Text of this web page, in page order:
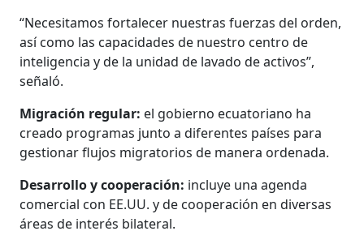
“Necesitamos fortalecer nuestras fuerzas del orden,
así como las capacidades de nuestro centro de
inteligencia y de la unidad de lavado de activos”,
señaló.
Migración regular: el gobierno ecuatoriano ha
creado programas junto a diferentes países para
gestionar flujos migratorios de manera ordenada.
Desarrollo y cooperación: incluye una agenda
comercial con EE.UU. y de cooperación en diversas
áreas de interés bilateral.